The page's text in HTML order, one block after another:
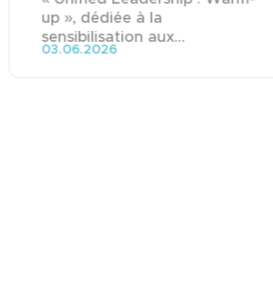
up », dédiée à la
sensibilisation aux...
03.06.2026